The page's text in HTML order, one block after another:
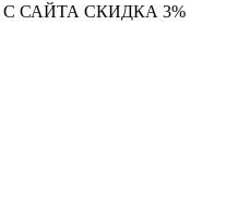
САЙТА СКИДКА 3%